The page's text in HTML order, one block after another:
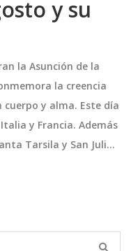
y su
la Asunción de la
la creencia
y alma. Este día
y Francia. Además
Tarsila y San Julián